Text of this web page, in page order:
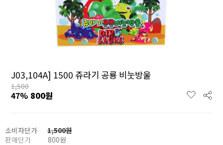
J03,104A] 1500 쥬라기 공룡 비눗방울
1,500
47% 800원
소비자단가 1,500원
판매단가
800원